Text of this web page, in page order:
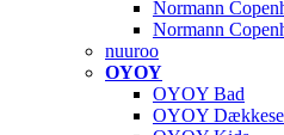
Normann
Normann
nuuroo
OYOY
OYOY Bad
OYOY